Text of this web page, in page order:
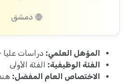
دمشق
المؤهل العلمي: دراسات عليا
الفئة الوظيفية: الفئة الأولى
الاختصاص العام المفضل: